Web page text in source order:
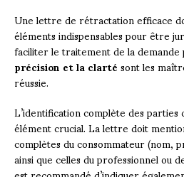
Une lettre de rétractation efficace
éléments indispensables pour être
faciliter le traitement de la
précision et la clartésont les
réussie.
L’identification complète des
élément crucial. La lettre doit
complètes du consommateur (nom,
ainsi que celles du professionnel ou